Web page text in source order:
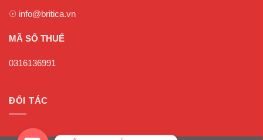
☉ info@britica.vn
MÃ SỐ THUẾ
0316136991
ĐỐI TÁC